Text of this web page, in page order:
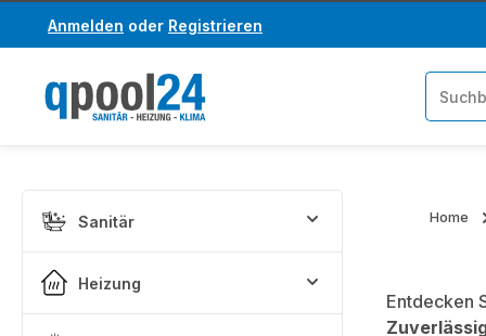
Hauptinhalt springen
Zur Suche springen
Anmelden oder Registrieren
Sanitär
Heizung
Home
Entdecken